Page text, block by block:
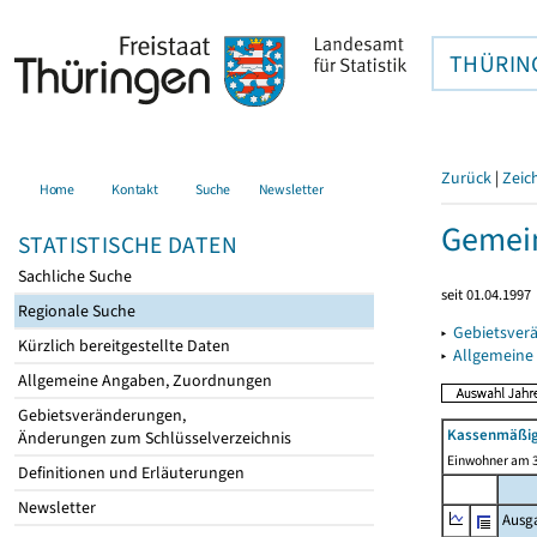
Home Kontakt Suche Newsletter
STATISTISCHE DATEN
Sachliche Suche
Regionale Suche
Kürzlich bereitgestellte Daten
Allgemeine Angaben, Zuordnungen
Gebietsveränderungen,
Änderungen zum Schlüsselverzeichnis
Definitionen und Erläuterungen
Newsletter
Zurück |
seit 01.04.1997
▸
▸
Einwohner am